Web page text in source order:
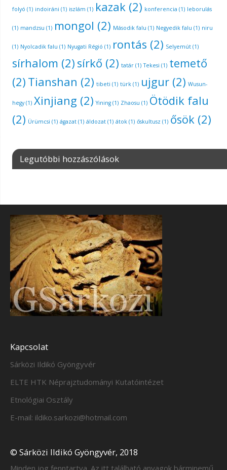
folyó (1) indoiráni (1) iszlám (1) kazak (2) konferencia (1) leborulás
(1) mandzsu (1) mongol (2) Második falu (1) Negyedik falu (1) niru
(1) Nyolcadik falu (1) Nyugati Régió (1) rontás (2) Selyemút(1)
sírhalom (2) sírkő (2) tatár(1) Tekesi (1) temető
(2) Tianshan (2) tibeti (1) türk(1) ujgur(2) Wusun-
hegy(1) Xinjiang (2) Yining(1) Zhaosu (1) Ötödik falu
(2) Ürümcsi (1) ágazat(1) áldozat(1) átok(1) őskultusz (1) ősök (2)
Legutóbbi hozzászólások
Kapcsolat
Sárközi Ildikó Gyöngyvér
ELTE HTK Néprajztudományi Kutatóintézet
Etnológiai Osztály
E-mail: ildiko.sarkozi@hotmail.com
© Sárközi Ildikó Gyöngyvér, 2018
Minden jog fenntartva. Az itt található anyagok bárminemű